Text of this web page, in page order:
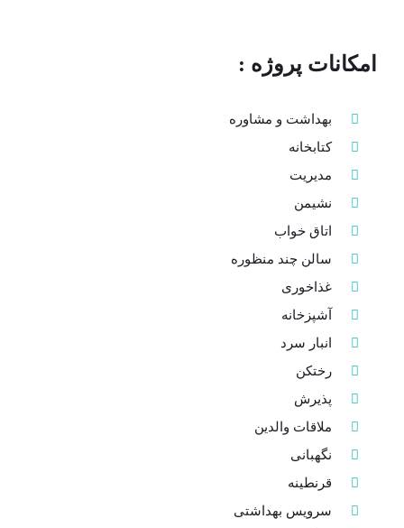
امکانات پروژه :
بهداشت و مشاوره
کتابخانه
مدیریت
نشیمن
اتاق خواب
سالن چند منظوره
غذاخوری
آشپزخانه
انبار سرد
رختکن
پذیرش
ملاقات والدین
نگهبانی
قرنطینه
سرویس بهداشتی